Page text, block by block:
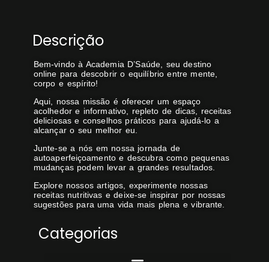
Descrição
Bem-vindo à Academia D’Saúde, seu destino
online para descobrir o equilíbrio entre mente,
corpo e espírito!
Aqui, nossa missão é oferecer um espaço
acolhedor e informativo, repleto de dicas, receitas
deliciosas e conselhos práticos para ajudá-lo a
alcançar o seu melhor eu.
Junte-se a nós em nossa jornada de
autoaperfeiçoamento e descubra como pequenas
mudanças podem levar a grandes resultados.
Explore nossos artigos, experimente nossas
receitas nutritivas e deixe-se inspirar por nossas
sugestões para uma vida mais plena e vibrante.
Categorias